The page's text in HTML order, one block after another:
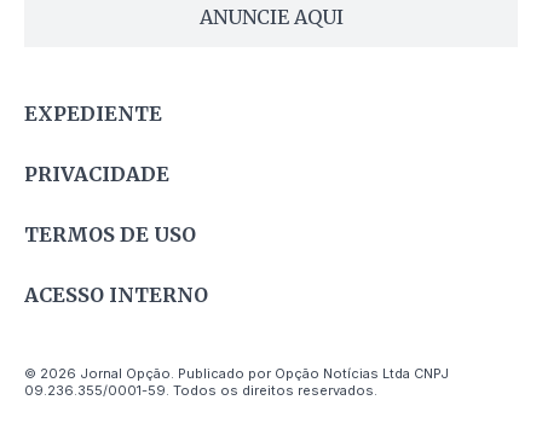
ANUNCIE AQUI
EXPEDIENTE
PRIVACIDADE
TERMOS DE USO
ACESSO INTERNO
© 2026 Jornal Opção. Publicado por Opção Notícias Ltda CNPJ
09.236.355/0001-59. Todos os direitos reservados.